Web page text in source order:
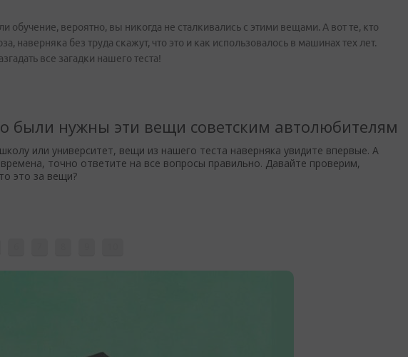
обучение, вероятно, вы никогда не сталкивались с этими вещами. А вот те, кто
наверняка без труда скажут, что это и как использовалось в машинах тех лет.
все загадки нашего теста!